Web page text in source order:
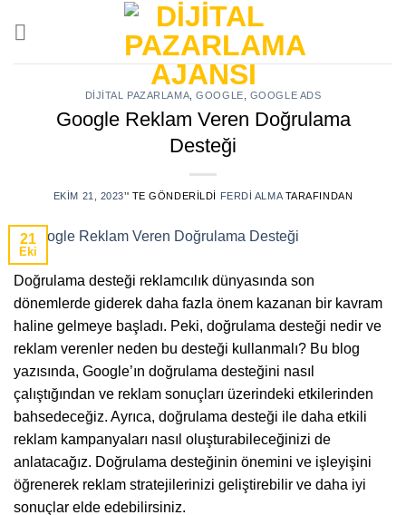
DIJITAL PAZARLAMA ,GOOGLE GOOGLE ADS
Google Reklam Veren Doğrulama
Desteği
EKIM 21, 2023’' TE GÖNDERILDI FERDI ALMATARAFINDAN
21
Eki
Doğrulama desteği reklamcılık dünyasında son
dönemlerde giderek daha fazla önem kazanan bir kavram
haline gelmeye başladı. Peki, doğrulama desteği nedir ve
reklam verenler neden bu desteği kullanmalı? Bu blog
yazısında, Google’ın doğrulama desteğini nasıl
çalıştığından ve reklam sonuçları üzerindeki etkilerinden
bahsedeceğiz. Ayrıca, doğrulama desteği ile daha etkili
reklam kampanyaları nasıl oluşturabileceğinizi de
anlatacağız. Doğrulama desteğinin önemini ve işleyişini
öğrenerek reklam stratejilerinizi geliştirebilir ve daha iyi
sonuçlar elde edebilirsiniz.